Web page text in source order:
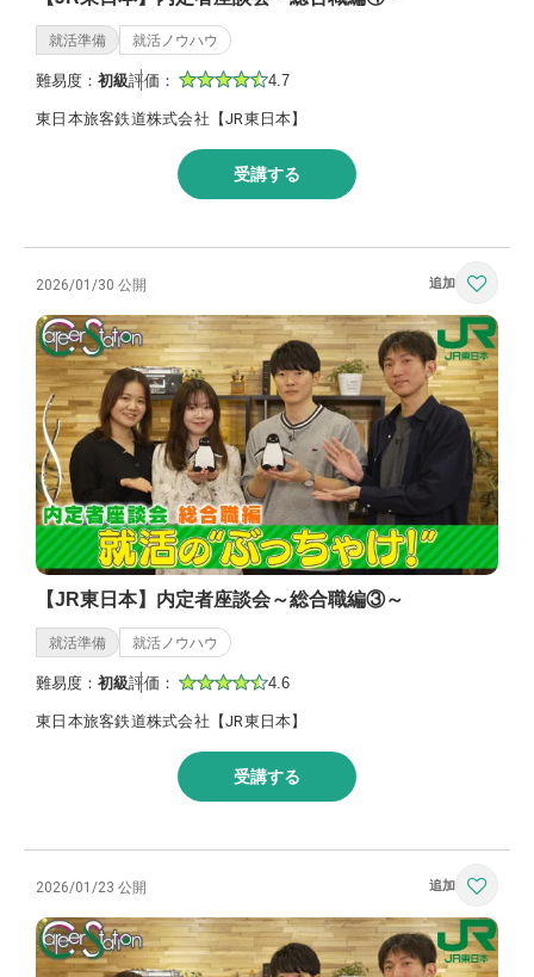
就活準備 就活ノウハウ
難易度： 初級評価： 4.7
東日本旅客鉄道株式会社【JR東日本】
受講する
2026/01/30 公開
【JR東日本】内定者座談会～総合職編③～
就活準備 就活ノウハウ
難易度： 初級評価： 4.6
東日本旅客鉄道株式会社【JR東日本】
受講する
2026/01/23 公開